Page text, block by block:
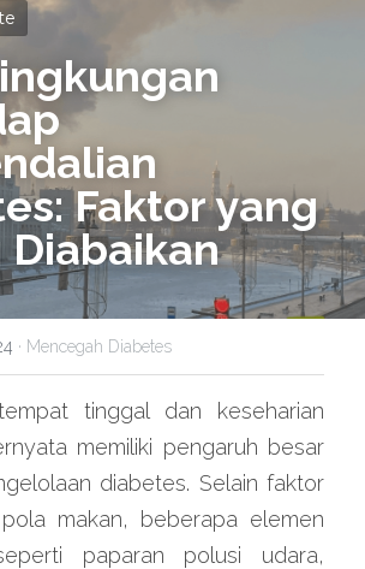
Faktor yang
Diabaikan
· Mencegah Diabetes
tinggal dan keseharian
memiliki pengaruh besar
diabetes. Selain faktor
makan, beberapa elemen
paparan polusi udara,